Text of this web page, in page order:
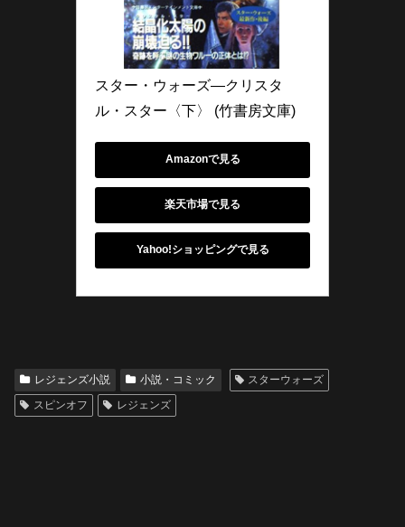
スター・ウォーズ―クリスタ
ル・スター〈下〉 (竹書房文庫)
Amazonで見る
楽天市場で見る
Yahoo!ショッピングで見る
レジェンズ小説 小説・コミック
スターウォーズ
スピンオフ
レジェンズ